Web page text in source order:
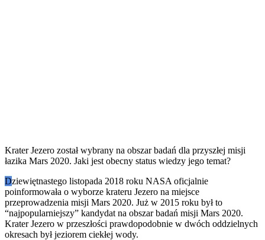
Krater Jezero został wybrany na obszar badań dla przyszłej misji
łazika Mars 2020. Jaki jest obecny status wiedzy jego temat?
Dziewiętnastego listopada 2018 roku NASA oficjalnie
poinformowała o wyborze krateru Jezero na miejsce
przeprowadzenia misji Mars 2020. Już w 2015 roku był to
“najpopularniejszy” kandydat na obszar badań misji Mars 2020.
Krater Jezero w przeszłości prawdopodobnie w dwóch oddzielnych
okresach był jeziorem ciekłej wody.